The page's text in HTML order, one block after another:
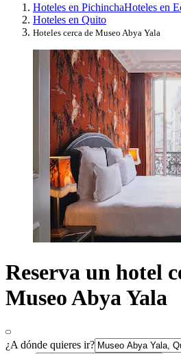
Hoteles en PichinchaHoteles en
Hoteles en Quito
Hoteles cerca de Museo Abya Yala
Reserva un hotel
Museo Abya Yala
¿A dónde quieres ir?